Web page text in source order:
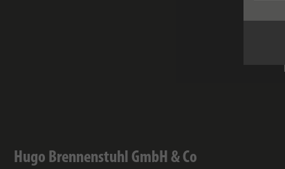
Hugo Brennenstuhl GmbH & Co